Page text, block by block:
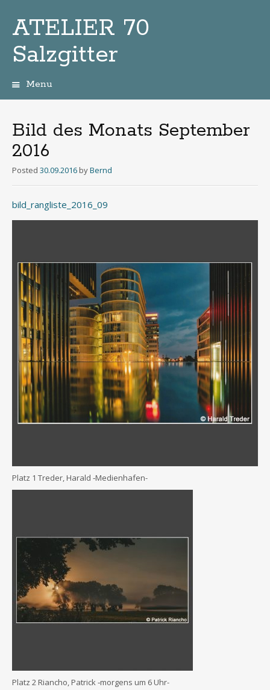
ATELIER 70
Salzgitter
Menu
Bild des Monats September
2016
Posted 30.09.2016 byBernd
bild_rangliste_2016_09
Platz 1 Tre­der, Harald ‑Medi­en­ha­fen-
Platz 2 Riancho, Patrick ‑mor­gens um 6 Uhr-